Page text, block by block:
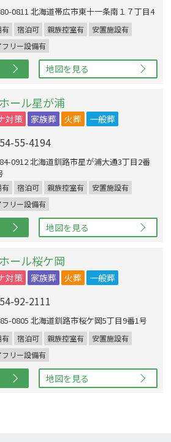
0811 北海道帯広市東十一条南１７丁目4
有 宿泊可 親族控室有
安置施設有
フリー設備有
地図を見る
ール星が浦
対策 家族葬 火葬 一般葬
55-4194
0912 北海道釧路市星が浦大通3丁目2番
有 宿泊可 親族控室有
安置施設有
フリー設備有
地図を見る
ール桜ケ岡
対策 家族葬 火葬 一般葬
92-2111
0805 北海道釧路市桜ケ岡5丁目9番1号
有 宿泊可 親族控室有
安置施設有
フリー設備有
地図を見る